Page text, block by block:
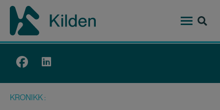
Hopp
hovedinnhold
Top
KRONIKK